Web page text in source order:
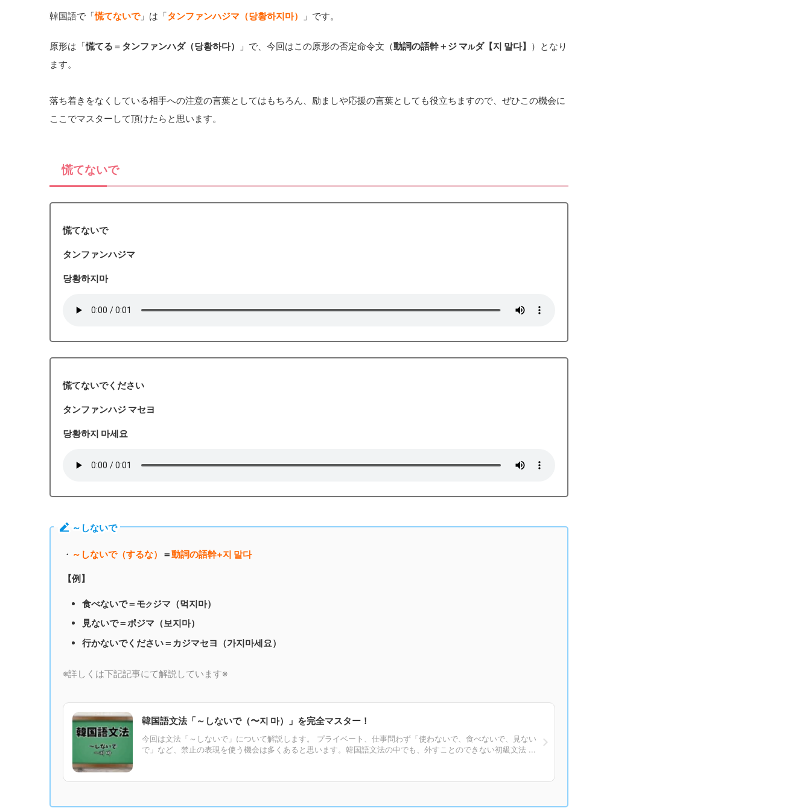
韓国語で「慌てないで」は「タンファンハジマ（당황하지마） 」です。
原形は「慌てる ＝ タンファンハダ（당황하다） 」で、今回はこの原形の否定命令文（動詞の語幹＋ジ マルダ【지 말다】
）となり
ます。
落ち着きをなくしている相手への注意の言葉としてはもちろん、励ましや応援の言葉としても役立ちますので、ぜひこの機会に
ここでマスターして頂けたらと思います。
慌てないで
慌てないで
タンファンハジマ
당황하지마
慌てないでください
タンファンハジ マセヨ
당황하지 마세요
～しないで
・ ～しないで（するな） ＝動詞の語幹+지 말다
【例】
食べないで＝モクジマ（먹지마）
見ないで＝ポジマ（보지마）
行かないでください＝カジマセヨ（가지마세요）
※詳しくは下記記事にて解説しています※
韓国語文法「～しないで（〜지 마）」を完全マスター！
今回は文法「～しないで」について解説します。 プライベート、仕事問わず「使わないで、食べないで、見ない
で」など、禁止の表現を使う機会は多くあると思います。韓国語文法の中でも、外すことのできない初級文法 ...